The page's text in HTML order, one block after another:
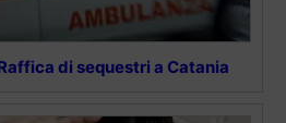
di sequestri a Catania